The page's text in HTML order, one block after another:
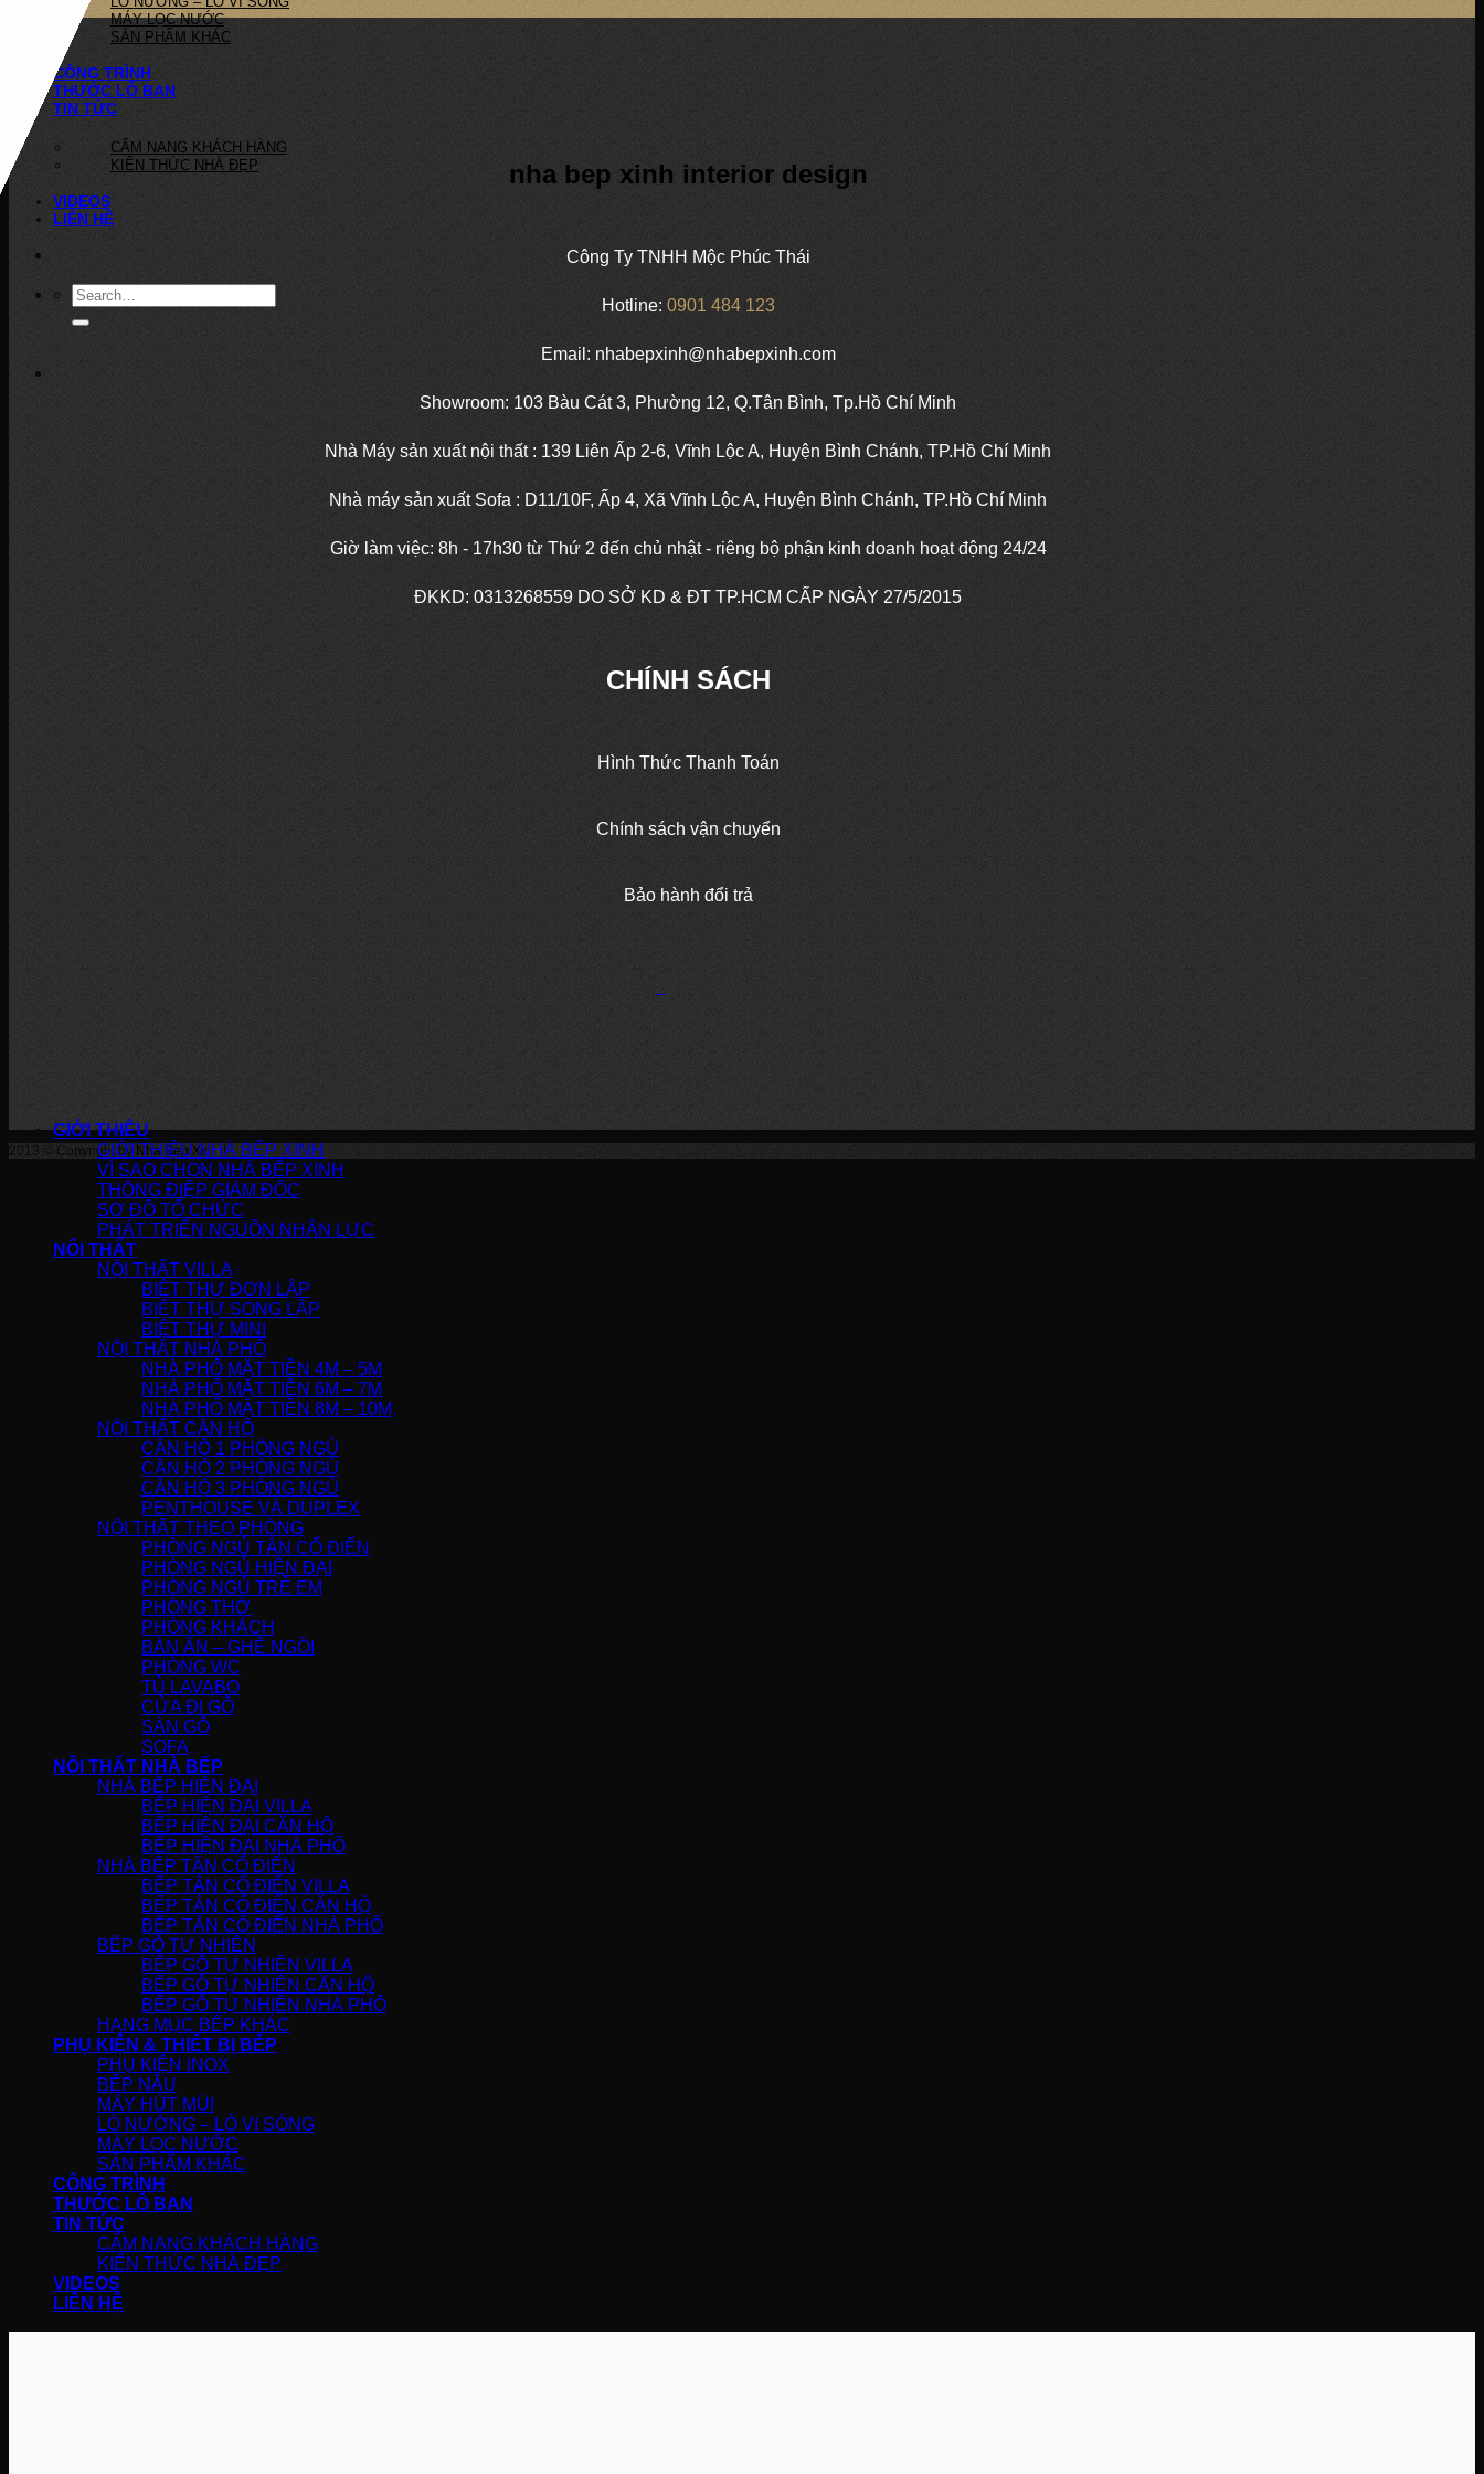
MÁY LỌC NƯỚC
SẢN PHẨM KHÁC
CÔNG TRÌNH
THƯỚC LỖ BAN
TIN TỨC
CẨM NANG KHÁCH HÀNG
KIẾN THỨC NHÀ ĐẸP
VIDEOS
LIÊN HỆ
nha bep xinh interior design
Công Ty TNHH Mộc Phúc Thái
Hotline: 0901 484 123
Email: nhabepxinh@nhabepxinh.com
Showroom: 103 Bàu Cát 3, Phường 12, Q.Tân Bình, Tp.Hồ Chí Minh
Nhà Máy sản xuất nội thất : 139 Liên Ấp 2-6, Vĩnh Lộc A, Huyện Bình Chánh, TP.Hồ Chí Minh
Nhà máy sản xuất Sofa : D11/10F, Ấp 4, Xã Vĩnh Lộc A, Huyện Bình Chánh, TP.Hồ Chí Minh
Giờ làm việc: 8h - 17h30 từ Thứ 2 đến chủ nhật - riêng bộ phận kinh doanh hoạt động 24/24
ĐKKD: 0313268559 DO SỞ KD & ĐT TP.HCM CẤP NGÀY 27/5/2015
CHÍNH SÁCH
Hình Thức Thanh Toán
Chính sách vận chuyển
Bảo hành đổi trả
2013 © Copyright by Nha Bep Xinh!
GIỚI THIỆU
GIỚI THIỆU NHÀ BẾP XINH
VÌ SAO CHỌN NHÀ BẾP XINH
THÔNG ĐIỆP GIÁM ĐỐC
SƠ ĐỒ TỔ CHỨC
PHÁT TRIỂN NGUỒN NHÂN LỰC
NỘI THẤT
NỘI THẤT VILLA
BIỆT THỰ ĐƠN LẬP
BIỆT THỰ SONG LẬP
BIỆT THỰ MINI
NỘI THẤT NHÀ PHỐ
NHÀ PHỐ MẶT TIỀN 4M – 5M
NHÀ PHỐ MẶT TIỀN 6M – 7M
NHÀ PHỐ MẶT TIỀN 8M – 10M
NỘI THẤT CĂN HỘ
CĂN HỘ 1 PHÒNG NGỦ
CĂN HỘ 2 PHÒNG NGỦ
CĂN HỘ 3 PHÒNG NGỦ
PENTHOUSE VÀ DUPLEX
NỘI THẤT THEO PHÒNG
PHÒNG NGỦ TÂN CỔ ĐIỂN
PHÒNG NGỦ HIỆN ĐẠI
PHÒNG NGỦ TRẺ EM
PHÒNG THỜ
PHÒNG KHÁCH
BÀN ĂN – GHẾ NGỒI
PHÒNG WC
TỦ LAVABO
CỬA ĐI GỖ
SÀN GỖ
SOFA
NỘI THẤT NHÀ BẾP
NHÀ BẾP HIỆN ĐẠI
BẾP HIỆN ĐẠI VILLA
BẾP HIỆN ĐẠI CĂN HỘ
BẾP HIỆN ĐẠI NHÀ PHỐ
NHÀ BẾP TÂN CỔ ĐIỂN
BẾP TÂN CỔ ĐIỂN VILLA
BẾP TÂN CỔ ĐIỂN CĂN HỘ
BẾP TÂN CỔ ĐIỂN NHÀ PHỐ
BẾP GỖ TỰ NHIÊN
BẾP GỖ TỰ NHIÊN VILLA
BẾP GỖ TỰ NHIÊN CĂN HỘ
BẾP GỖ TỰ NHIÊN NHÀ PHỐ
HẠNG MỤC BẾP KHÁC
PHỤ KIỆN & THIẾT BỊ BẾP
PHỤ KIỆN INOX
BẾP NẤU
MÁY HÚT MÙI
LÒ NƯỚNG – LÒ VI SÓNG
MÁY LỌC NƯỚC
SẢN PHẨM KHÁC
CÔNG TRÌNH
THƯỚC LỖ BAN
TIN TỨC
CẨM NANG KHÁCH HÀNG
KIẾN THỨC NHÀ ĐẸP
VIDEOS
LIÊN HỆ